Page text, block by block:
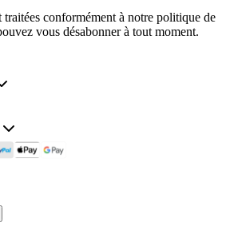
conformément à notre politique de
vous désabonner à tout moment.